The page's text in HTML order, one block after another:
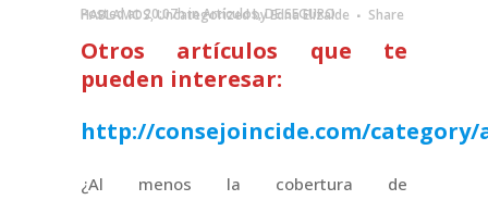
Posted at 20:07hinArtículos,
DE SEGURO HABLAMOS,UncategorizedbyEdna Elizalde Share
Otros artículos que te
pueden interesar:
http://consejoincide.com/
¿Al menos la cobertura de